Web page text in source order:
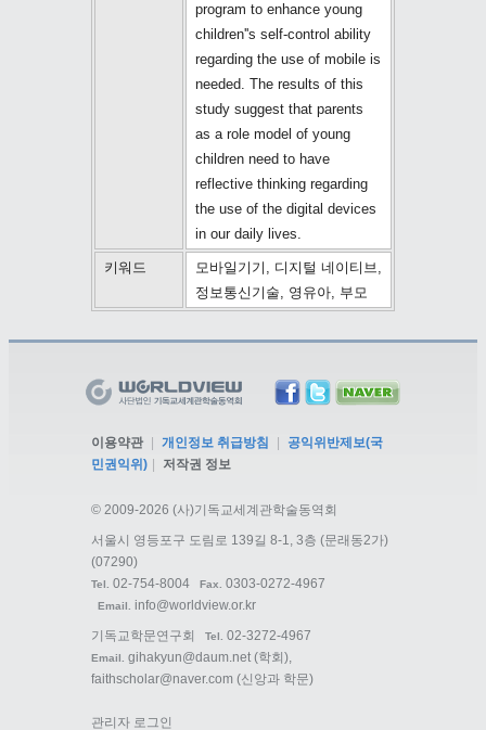
program to enhance young
children''s self-control ability
regarding the use of mobile is
needed. The results of this
study suggest that parents
as a role model of young
children need to have
reflective thinking regarding
the use of the digital devices
in our daily lives.
키워드
모바일기기, 디지털 네이티브,
정보통신기술, 영유아, 부모
이용약관 개인정보 취급방침
공익위반제보(국
민권익위)
저작권 정보
© 2009-2026 (사)기독교세계관학술동역회
서울시 영등포구 도림로 139길 8-1, 3층 (문래동2가)
(07290)
Tel. 02-754-8004 Fax. 0303-0272-4967
Email.
info@worldview.or.kr
기독교학문연구회
Tel. 02-3272-4967
Email. gihakyun@daum.net (학회),
faithscholar@naver.com (신앙과 학문)
관리자 로그인